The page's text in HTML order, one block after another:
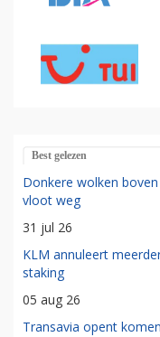
Best gelezen
Donkere wolken
vloot weg
31 jul 26
KLM annuleert
staking
05 aug 26
Transavia opent